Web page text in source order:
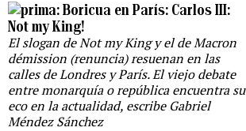
Boricua en París: Carlos III:
Not my King!
El slogan de Not my King y el de Macron
démission (renuncia) resuenan en las
calles de Londres y París. El viejo debate
entre monarquía o república encuentra su
eco en la actualidad, escribe Gabriel
Méndez Sánchez